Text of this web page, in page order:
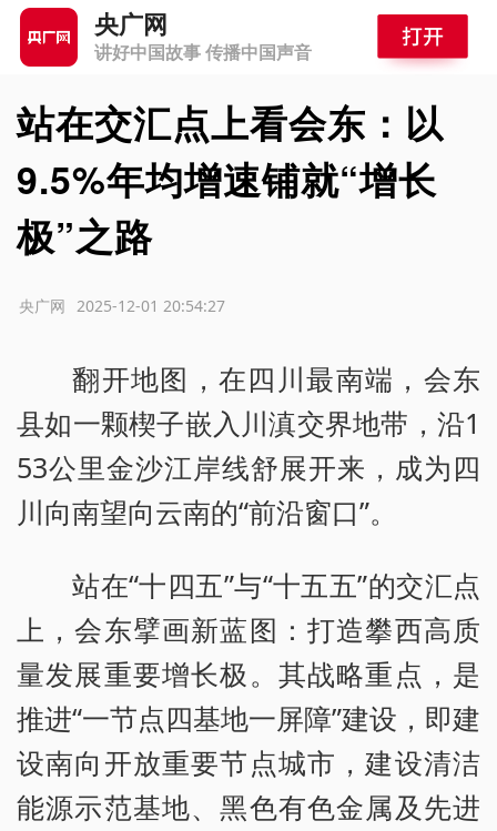
央广网
讲好中国故事 传播中国声音
站在交汇点上看会东：以
9.5%年均增速铺就“增长
极”之路
2025-12-01 20:54:27
央广网
翻开地图，在四川最南端，会东
县如一颗楔子嵌入川滇交界地带，沿1
53公里金沙江岸线舒展开来，成为四
川向南望向云南的“前沿窗口”。
站在“十四五”与“十五五”的交汇点
上，会东擘画新蓝图：打造攀西高质
量发展重要增长极。其战略重点，是
推进“一节点四基地一屏障”建设，即建
设南向开放重要节点城市，建设清洁
能源示范基地、黑色有色金属及先进